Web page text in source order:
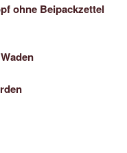
ohne Beipackzettel